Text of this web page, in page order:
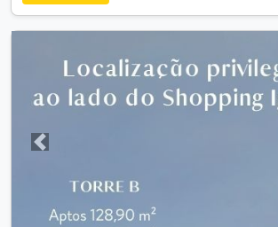
Anterior